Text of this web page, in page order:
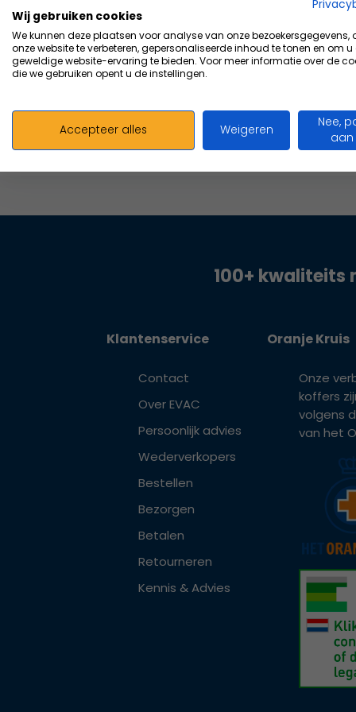
Vergelijk
6,06Excl. btw
100+ kwaliteits
Klantenservice
Contact
Over EVAC
Persoonlijk advies
Wederverkopers
Bestellen
Bezorgen
Betalen
Retourneren
Kennis & Advies
Oranje Kruis
Onze
koffers
volgens
van het
Wij gebruiken cookies
We kunnen deze plaatsen voor analyse van onze bezoekersgegevens,
onze website te verbeteren, gepersonaliseerde inhoud te tonen en om u
geweldige website-ervaring te bieden. Voor meer informatie over de
die we gebruiken opent u de instellingen.
Accepteer alles Weigeren
Nee,
aan